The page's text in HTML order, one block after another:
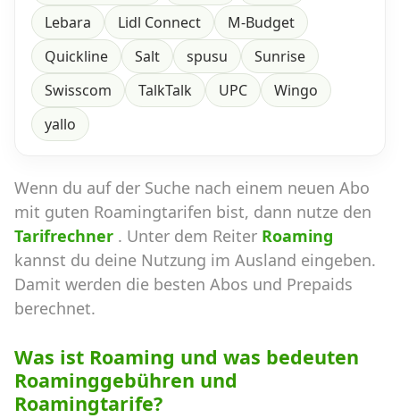
Lebara
Lidl Connect
M-Budget
Quickline
Salt spusu
Sunrise
Swisscom
TalkTalk UPC
Wingo
yallo
Wenn du auf der Suche nach einem neuen Abo
mit guten Roamingtarifen bist, dann nutze den
Tarifrechner . Unter dem Reiter Roaming
kannst du deine Nutzung im Ausland eingeben.
Damit werden die besten Abos und Prepaids
berechnet.
Was ist Roaming und was bedeuten
Roaminggebühren und
Roamingtarife?